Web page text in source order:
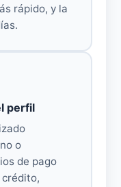
rápido, y la
perfil
o
de pago